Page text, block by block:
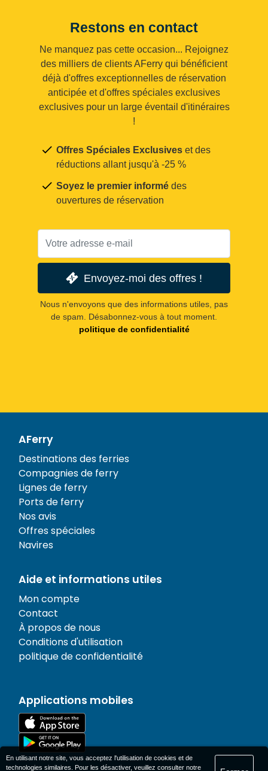
Restons en contact
Ne manquez pas cette occasion... Rejoignez
des milliers de clients AFerry qui bénéficient
déjà d'offres exceptionnelles de réservation
anticipée et d'offres spéciales exclusives
exclusives pour un large éventail d'itinéraires
!
Offres Spéciales Exclusives et des
réductions allant jusqu'à -25 %
Soyez le premier informé des
ouvertures de réservation
Envoyez-moi des offres !
Nous n'envoyons que des informations utiles, pas
de spam. Désabonnez-vous à tout moment.
politique de confidentialité
AFerry
Destinations des ferries
Compagnies de ferry
Lignes de ferry
Ports de ferry
Nos avis
Offres spéciales
Navires
Aide et informations utiles
Mon compte
Contact
À propos de nous
Conditions d'utilisation
politique de confidentialité
Applications mobiles
En utilisant notre site, vous acceptez l'utilisation de cookies et de
technologies similaires. Pour les désactiver, veuillez consulter notre